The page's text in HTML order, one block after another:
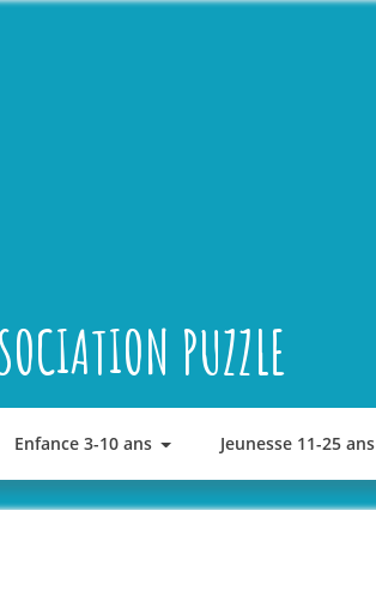
PUZZLE
Enfance 3-10 ans Jeunesse 11-25 ans